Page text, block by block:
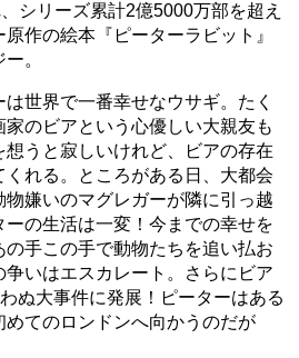
シリーズ累計2億5000万部を超え
作の絵本『ピーターラビット』
。
は世界で一番幸せなウサギ。たく
のビアという心優しい大親友も
うと寂しいけれど、ビアの存在
れる。ところがある日、大都会
物嫌いのマグレガーが隣に引っ越
ーの生活は一変！今までの幸せを
手この手で動物たちを追い払お
争いはエスカレート。さらにビア
ぬ大事件に発展！ピーターはある
めてのロンドンへ向かうのだが